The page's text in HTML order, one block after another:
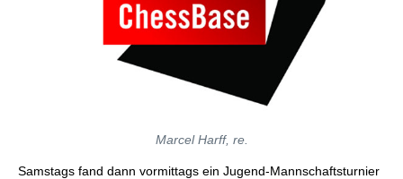
Marcel Harff, re.
Samstags fand dann vormittags ein Jugend-Mannschaftsturnier